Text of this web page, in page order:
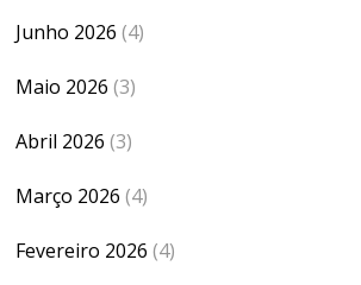
Junho 2026 (4)
Maio 2026 (3)
Abril 2026 (3)
Março 2026 (4)
Fevereiro 2026 (4)